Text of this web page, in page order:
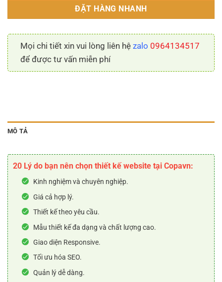
ĐẶT HÀNG NHANH
Mọi chi tiết xin vui lòng liên hệ zalo 0964134517
để được tư vấn miễn phí
MÔ TẢ
20 Lý do bạn nên chọn thiết kế website tại Copavn:
Kinh nghiệm và chuyên nghiệp.
Giá cả hợp lý.
Thiết kế theo yêu cầu.
Mẫu thiết kế đa dạng và chất lượng cao.
Giao diện Responsive.
Tối ưu hóa SEO.
Quản lý dễ dàng.